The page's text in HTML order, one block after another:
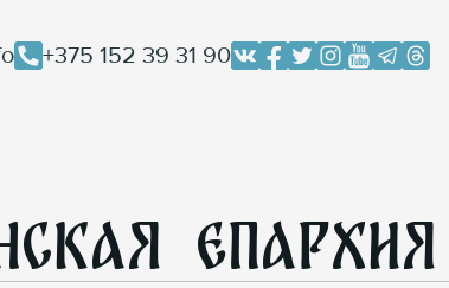
+375 152 39 31 90
Епархия